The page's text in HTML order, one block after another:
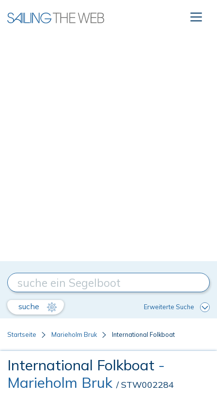
suche Erweiterte Suche
Startseite Marieholm Bruk International Folkboat
International Folkboat -
Marieholm Bruk / STW002284